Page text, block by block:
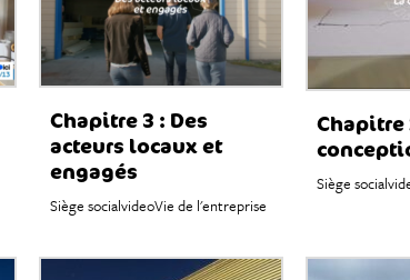
Chapitre 3 : Des
acteurs locaux et
engagés
Siège socialvideoVie de l'entreprise
Chapitre
Siège social